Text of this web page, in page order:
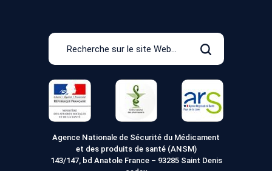
Recherche
le
site
Web
Rechercher
Agence Nationale de Sécurité du Médicament
et des produits de santé (ANSM)
143/147, bd Anatole France – 93285 Saint Denis